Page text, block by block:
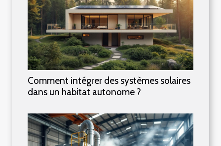
Comment intégrer des systèmes solaires
dans un habitat autonome ?